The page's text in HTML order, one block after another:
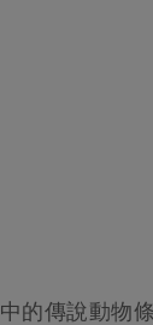
中的傳說動物